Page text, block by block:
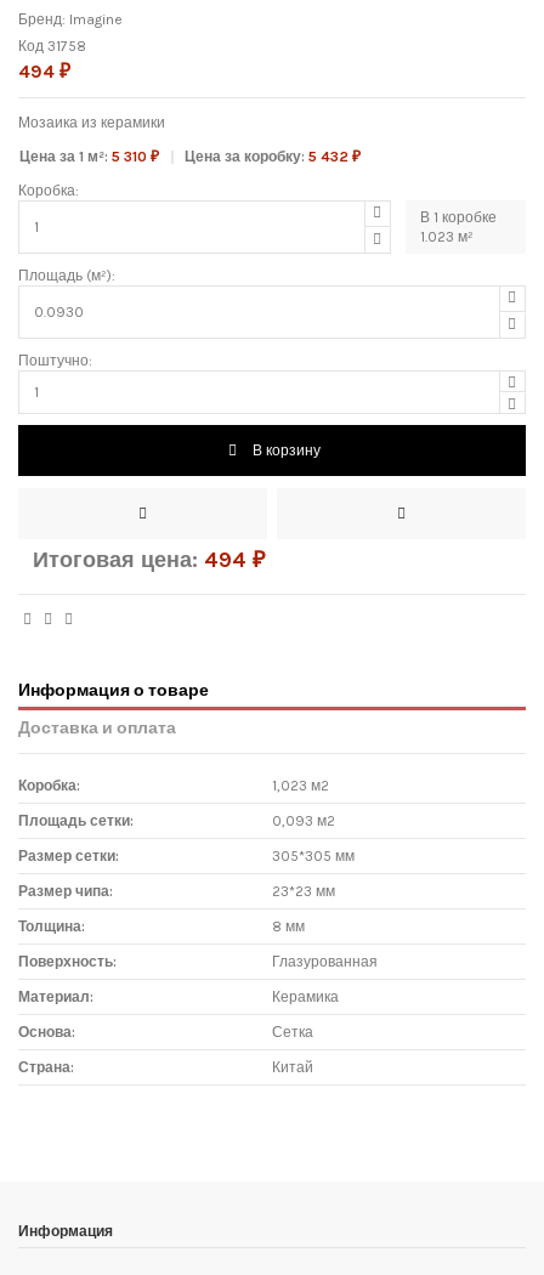
Бренд: Imagine
Код 31758
494 ₽
Мозаика из керамики
Цена за 1 м²:5 310 ₽ Цена за коробку:5 432 ₽
Коробка:
В 1 коробке
1.023 м²
Площадь (м²):
Поштучно:
В корзину
Итоговая цена: 494 ₽
Информация о товаре
Доставка и оплата
Коробка: 1,023 м2
Площадь сетки: 0,093 м2
Размер сетки: 305*305 мм
Размер чипа: 23*23 мм
Толщина: 8 мм
Поверхность: Глазурованная
Материал: Керамика
Основа: Сетка
Страна: Китай
"Румянцево", корпус Г, вход № 11, пав. 119Г (1 этаж), тел. 8-499-
229-49-09
Информация